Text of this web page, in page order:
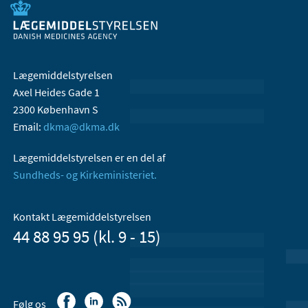
Lægemiddelstyrelsen
Axel Heides Gade 1
2300 København S
Email: dkma@dkma.dk
Lægemiddelstyrelsen er en del af
Sundheds- og Kirkeministeriet.
Kontakt Lægemiddelstyrelsen
44 88 95 95 (kl. 9 - 15)
Følg os